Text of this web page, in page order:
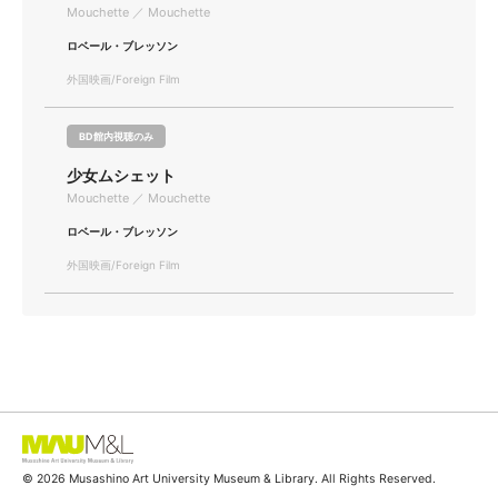
Mouchette ／ Mouchette
ロベール・ブレッソン
外国映画/Foreign Film
BD館内視聴のみ
少女ムシェット
Mouchette ／ Mouchette
ロベール・ブレッソン
外国映画/Foreign Film
© 2026 Musashino Art University Museum & Library. All Rights Reserved.